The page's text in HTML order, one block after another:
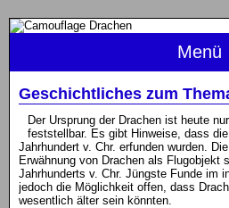
Menü
Geschichtliches zum
Der Ursprung der Drachen ist heute
feststellbar. Es gibt Hinweise, dass
Jahrhundert v. Chr. erfunden wurden.
Erwähnung von Drachen als Flugobjekt
Jahrhunderts v. Chr. Jüngste Funde im
jedoch die Möglichkeit offen, dass
wesentlich älter sein könnten.